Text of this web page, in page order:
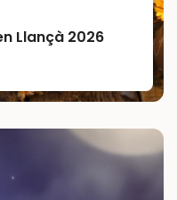
Llançà 2026